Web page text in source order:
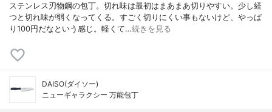
ステンレス刃物鋼の包丁。切れ味は最初はまあまあ切りやすい。少し経
つと切れ味が弱くなってくる。すごく切りにくい事もないけど、やっぱ
り100円だなという感じ。軽くて…続きを見る
DAISO(ダイソー)
ニューギャラクシー 万能包丁